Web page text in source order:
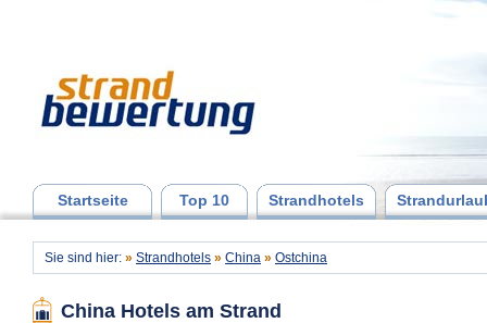
Startseite Top 10 Strandhotels
Sie sind hier: » Strandhotels » China » Ostchina
China Hotels am Strand